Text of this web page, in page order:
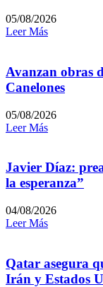
05/08/2026
Leer Más
Avanzan obras
Canelones
05/08/2026
Leer Más
Javier Díaz:
la esperanza”
04/08/2026
Leer Más
Qatar asegura
Irán y Estados